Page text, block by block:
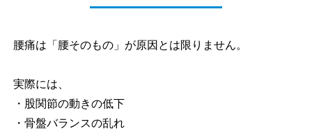
腰痛は「腰そのもの」が原因とは限りません。
実際には、
・股関節の動きの低下
・骨盤バランスの乱れ